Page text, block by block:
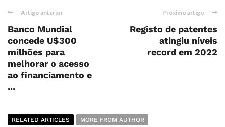
Artigo anterior
Banco Mundial
concede U$300
milhões para
melhorar o acesso
ao financiamento e
...
Próximo artigo
Registo de patentes
atingiu níveis
record em 2022
RELATED ARTICLES
MORE FROM AUTHOR